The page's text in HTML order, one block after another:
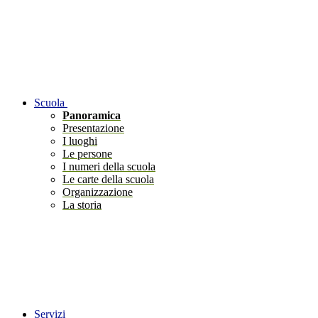
Scuola
Panoramica
Presentazione
I luoghi
Le persone
I numeri della scuola
Le carte della scuola
Organizzazione
La storia
Servizi